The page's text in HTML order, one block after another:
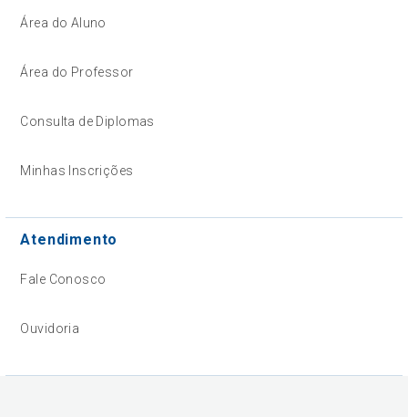
Área do Aluno
Área do Professor
Consulta de Diplomas
Minhas Inscrições
Atendimento
Fale Conosco
Ouvidoria